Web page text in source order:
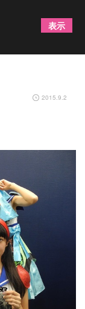
イヴ」ワンマ
2015.9.2
表示